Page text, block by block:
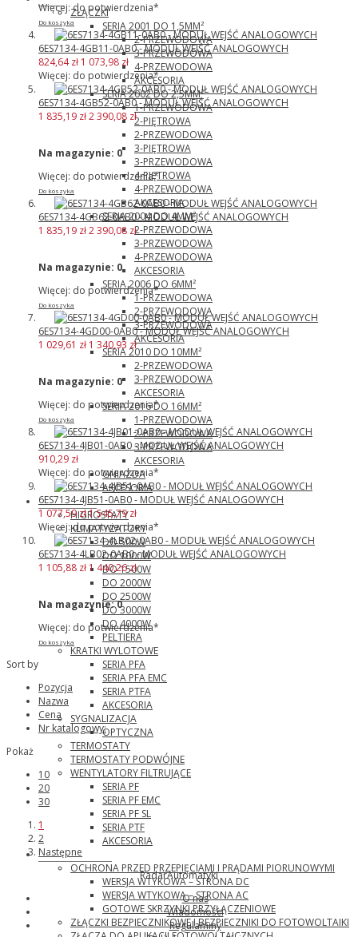
ZŁĄCZKI
SERIA 2001 DO 1,5MM²
2-PRZEWODOWA
3-PRZEWODOWA
4-PRZEWODOWA
AKCESORIA
SERIA 2002 DO 2,5MM²
1-PRZEWODOWA
2-PIĘTROWA
2-PRZEWODOWA
3-PIĘTROWA
3-PRZEWODOWA
4-PIĘTROWA
4-PRZEWODOWA
AKCESORIA
SERIA 2004 DO 4MM²
2-PRZEWODOWA
3-PRZEWODOWA
4-PRZEWODOWA
AKCESORIA
SERIA 2006 DO 6MM²
1-PRZEWODOWA
2-PRZEWODOWA
3-PRZEWODOWA
AKCESORIA
SERIA 2010 DO 10MM²
2-PRZEWODOWA
3-PRZEWODOWA
AKCESORIA
SERIA 2016 DO 16MM²
1-PRZEWODOWA
2-PRZEWODOWA
3-PRZEWODOWA
AKCESORIA
GNIAZDA
AKCESORIA
Pfannenberg
HIGROSTATY
KLIMATYZATORY
DO 500W
DO 1000W
DO 1500W
DO 2000W
DO 2500W
DO 3000W
DO 4000W
PELTIERA
KRATKI WYLOTOWE
SERIA PFA
SERIA PFA EMC
SERIA PTFA
AKCESORIA
SYGNALIZACJA
OPTYCZNA
TERMOSTATY
TERMOSTATY PODWÓJNE
WENTYLATORY FILTRUJĄCE
SERIA PF
SERIA PF EMC
SERIA PF SL
SERIA PTF
AKCESORIA
Phoenix Contact
OCHRONA PRZED PRZEPIĘCIAMI I PRĄDAMI PIORUNOWYMI
WERSJA WTYKOWA – STRONA DC
WERSJA WTYKOWA – STRONA AC
GOTOWE SKRZYNKI PRZYŁĄCZENIOWE
ZŁĄCZKI BEZPIECZNIKOWE I BEZPIECZNIKI DO FOTOWOLTAIKI
Więcej: do potwierdzenia*
Do koszyka
6ES7134-4GB11-0AB0 - MODUŁ WEJŚĆ ANALOGOWYCH
824,64 zł 1 073,98 zł
Więcej: do potwierdzenia*
6ES7134-4GB52-0AB0 - MODUŁ WEJŚĆ ANALOGOWYCH
1 835,19 zł2 390,08 zł
Na magazynie: 0
Więcej: do potwierdzenia*
Do koszyka
6ES7134-4GB62-0AB0 - MODUŁ WEJŚĆ ANALOGOWYCH
1 835,19 zł2 390,08 zł
Na magazynie: 0
Więcej: do potwierdzenia*
Do koszyka
6ES7134-4GD00-0AB0 - MODUŁ WEJŚĆ ANALOGOWYCH
1 029,61 zł 1 340,93 zł
Na magazynie: 0
Więcej: do potwierdzenia*
Do koszyka
6ES7134-4JB01-0AB0 - MODUŁ WEJŚĆ ANALOGOWYCH
910,29 zł
Więcej: do potwierdzenia*
6ES7134-4JB51-0AB0 - MODUŁ WEJŚĆ ANALOGOWYCH
1 077,59 zł1 545,79 zł
Więcej: do potwierdzenia*
6ES7134-4LB02-0AB0 - MODUŁ WEJŚĆ ANALOGOWYCH
1 105,88 zł 1 440,26 zł
Na magazynie:0
Więcej: do potwierdzenia*
Do koszyka
Sort by
Pozycja
Nazwa
Cena
Nr katalogowy:
Pokaż
10
20
30
1
2
Następne
RadarAutomatyki
O nas
Wiadomości
Regulaminy